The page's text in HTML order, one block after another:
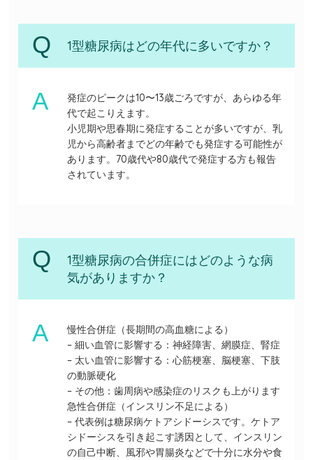
1型糖尿病はどの年代に多いですか？
発症のピークは10〜13歳ごろですが、あらゆる年
代で起こりえます。
小児期や思春期に発症することが多いですが、乳
児から高齢者までどの年齢でも発症する可能性が
あります。70歳代や80歳代で発症する方も報告
されています。
1型糖尿病の合併症にはどのような病
気がありますか？
慢性合併症（長期間の高血糖による）
– 細い血管に影響する：神経障害、網膜症、腎症
– 太い血管に影響する：心筋梗塞、脳梗塞、下肢
の動脈硬化
– その他：歯周病や感染症のリスクも上がります
急性合併症（インスリン不足による）
– 代表例は糖尿病ケトアシドーシスです。ケトア
シドーシスを引き起こす誘因として、インスリン
の自己中断、風邪や胃腸炎などで十分に水分や食